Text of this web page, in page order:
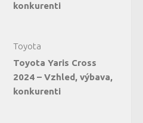
konkurenti
Toyota
Toyota Yaris Cross
2024 – Vzhled, výbava,
konkurenti